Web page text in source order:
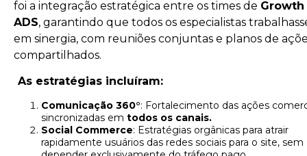
foi a integração estratégica entre os times de Growth
ADS, garantindo que todos os especialistas
em sinergia, com reuniões conjuntas e planos de
compartilhados.
As estratégias incluíram:
Comunicação 360°: Fortalecimento das ações
sincronizadas em todos os canais.
Social Commerce: Estratégias orgânicas para atrair
rapidamente usuários das redes sociais para o site, sem